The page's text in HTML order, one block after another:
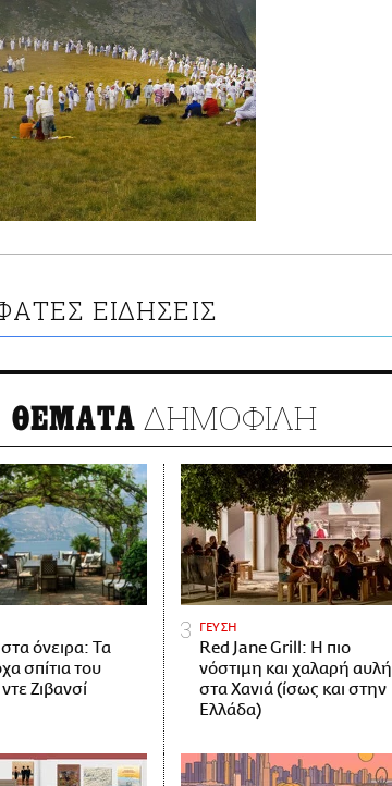
ΕΙΔΗΣΕΙΣ
ΘΕΜΑΤΑ ΔΗΜΟΦΙΛΗ
όνειρα: Τα
σπίτια του
ντε Ζιβανσί
ΓΕΥΣΗ
Red Jane Grill: Η πιο
νόστιμη και χαλαρή αυλή
στα Χανιά (ίσως και στην
Ελλάδα)